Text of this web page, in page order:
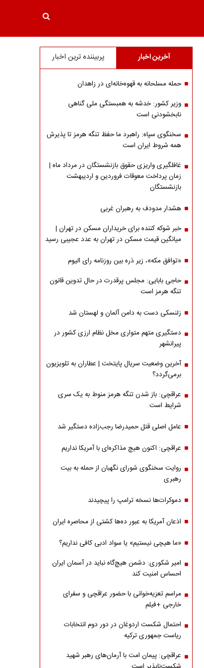
آخرین اخبار پربیننده ترین اخبار
حمله مسلحانه به قهوه‌خانه‌ای در زاهدان
وزیر کشور: خدشه به همبستگی ملی گناهی
نابخشودنی است
سخنگوی سپاه: راهبرد ما حفظ تنگه هرمز تا پذیرش
همه شروط ایران است
غافلگیری واریزی حقوق بازنشستگان در مرداد ماه |
زمان پرداخت معوقات فروردین و اردیبهشت
بازنشستگان
هشدار مدودف به رهبران غربی
خبر شوکه کننده برای خریداران مسکن در تهران |
میانگین قیمت مسکن در تهران به عدد عجیبی رسید
«توافق مکه»، زیر ذره بین روزنامه رای الیوم
حاجی بابایی: مجلس پرقدرت در حال تدوین قانون
تنگه هرمز است
زلنسکی دست به دامن آلمان و لهستان شد
دستگیری متهم متواری مخل نظام ارزی کشور در
پیرانشهر
آخرین وضعیت سریال پایتخت | عطاران به تلویزیون
برمی‌گردد؟
عراقچی: باز شدن تنگه هرمز منوط به یک سری
شرایط است
عامل اصلی قتل حمیدرضا رجب‌زاده دستگیر شد
عراقچی: اکنون هیچ مذاکره‌ای با آمریکا نداریم
روایت سخنگوی شورای نگهبان از حمله به بیت
رهبری
دموکرات‌ها نسخه ترامپ را پیچیدند
اذعان آمریکا به عبور ده‌ها کشتی از محاصره ایران
«ما هیچی نیستیم» یا سواد ادبی کافی نداریم؟
امیر شکوری: دشمن هیچ‌گاه نباید در آسمان ایران
احساس امنیت کند
مراسم تعزیه‌خوانی با حضور عراقچی و سفرای
خارجی +فیلم
احتمال شکست اردوغان در دور دوم انتخابات
ریاست جمهوری ترکیه
عراقچی: پیمان امت با آرمان‌های رهبر شهید